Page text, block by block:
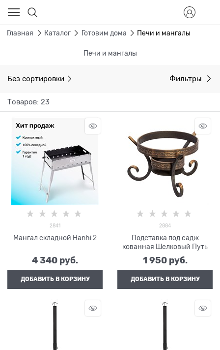
Главная Каталог Готовим дома Печи и мангалы
Печи и мангалы
Без сортировки Фильтры
Товаров: 23
2841
Мангал складной Hanhi 2
4 340 руб.
ДОБАВИТЬ В КОРЗИНУ
2884
Подставка под садж
кованная Шелковый Путь
1 950 руб.
ДОБАВИТЬ В КОРЗИНУ